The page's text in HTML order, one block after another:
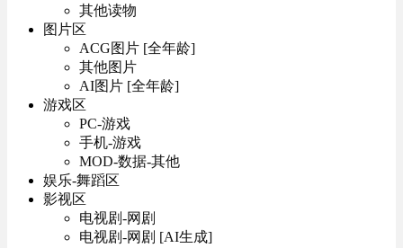
其他读物
图片区
ACG图片 [全年龄]
其他图片
AI图片 [全年龄]
游戏区
PC-游戏
手机-游戏
MOD-数据-其他
娱乐-舞蹈区
影视区
电视剧-网剧
电视剧-网剧 [AI生成]